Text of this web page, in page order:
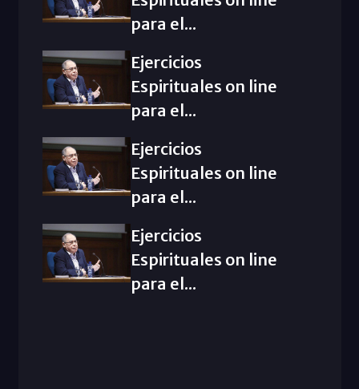
para el...
Ejercicios
Espirituales on line
para el...
Ejercicios
Espirituales on line
para el...
Ejercicios
Espirituales on line
para el...